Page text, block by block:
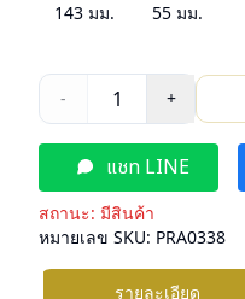
143 มม. 55 มม.
- 1 +
แชท LINE
สถานะ: มีสินค้า
หมายเลข SKU: PRA0338
รายละเอียด